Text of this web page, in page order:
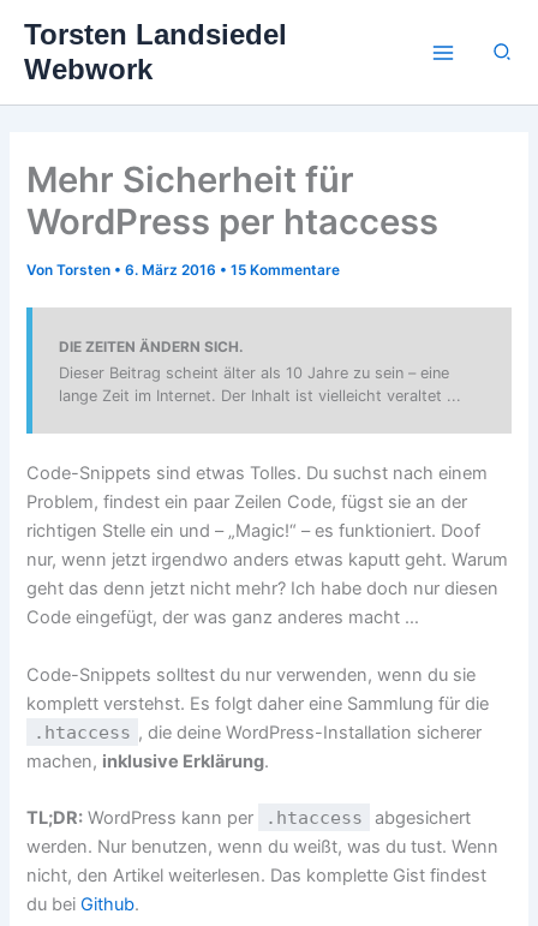
Inhalt
springen
Torsten Landsiedel
Webwork
Mehr Sicherheit für
WordPress per htaccess
VonTorsten •6. März 2016 •15 Kommentare
DIE ZEITEN ÄNDERN SICH.
Dieser Beitrag scheint älter als 10 Jahre zu sein – eine
lange Zeit im Internet. Der Inhalt ist vielleicht veraltet ...
Code-Snippets sind etwas Tolles. Du suchst nach einem
Problem, findest ein paar Zeilen Code, fügst sie an der
richtigen Stelle ein und – „Magic!“ – es funktioniert. Doof
nur, wenn jetzt irgendwo anders etwas kaputt geht. Warum
geht das denn jetzt nicht mehr? Ich habe doch nur diesen
Code eingefügt, der was ganz anderes macht …
Code-Snippets solltest du nur verwenden, wenn du sie
komplett verstehst. Es folgt daher eine Sammlung für die
.htaccess , die deine WordPress-Installation sicherer
machen, inklusive Erklärung.
TL;DR: WordPress kann per .htaccess
abgesichert
werden. Nur benutzen, wenn du weißt, was du tust. Wenn
nicht, den Artikel weiterlesen. Das komplette Gist findest
du beiGithub.